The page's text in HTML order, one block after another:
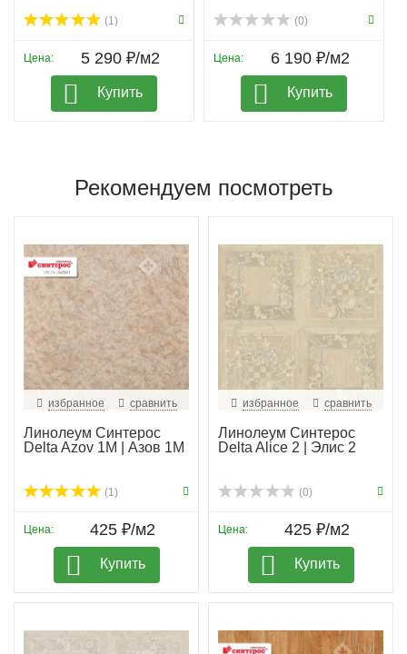
(1)
Цена: 5 290 ₽/м2
Купить
(0)
Цена: 6 190 ₽/м2
Купить
Рекомендуем посмотреть
избранное сравнить
Линолеум Синтерос
Delta Azov 1M | Азов 1М
(1)
Цена: 425 ₽/м2
Купить
избранное сравнить
Линолеум Синтерос
Delta Alice 2 | Элис 2
(0)
Цена: 425 ₽/м2
Купить